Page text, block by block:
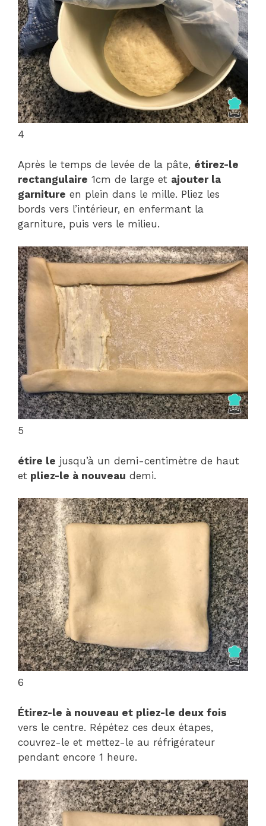
4
Après le temps de levée de la pâte, étirez-le
rectangulaire 1cm de large et ajouter la
garniture en plein dans le mille. Pliez les
bords vers l’intérieur, en enfermant la
garniture, puis vers le milieu.
5
étire le jusqu’à un demi-centimètre de haut
et pliez-le à nouveau demi.
6
Étirez-le à nouveau et pliez-le deux fois
vers le centre. Répétez ces deux étapes,
couvrez-le et mettez-le au réfrigérateur
pendant encore 1 heure.